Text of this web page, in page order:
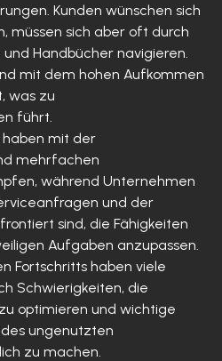
Kunden wünschen sich
müssen sich aber oft durch
Handbücher navigieren.
mit dem hohen Aufkommen
was zu
führt.
mit der
mehrfachen
während Unternehmen
und der
sind, die Fähigkeiten
Aufgaben anzupassen.
Fortschritts haben viele
Schwierigkeiten, die
optimieren und wichtige
ungenutzten
zu machen.